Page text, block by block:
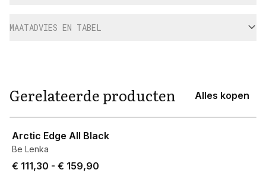
MAATADVIES EN TABEL
Gerelateerde producten Alles kopen
Arctic Edge All Black
Be Lenka
Price from € 111,30 to € 159,90.
€ 111,30 - € 159,90